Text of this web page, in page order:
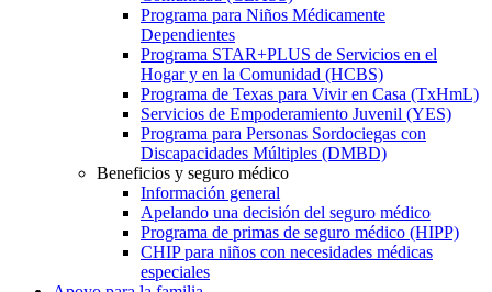
Programa para Niños Médicamente
Dependientes
Programa STAR+PLUS de Servicios en el
Hogar y en la Comunidad (HCBS)
Programa de Texas para Vivir en Casa (TxHmL)
Servicios de Empoderamiento Juvenil (YES)
Programa para Personas Sordociegas con
Discapacidades Múltiples (DMBD)
Beneficios y seguro médico
Información general
Apelando una decisión del seguro médico
Programa de primas de seguro médico (HIPP)
CHIP para niños con necesidades médicas
especiales